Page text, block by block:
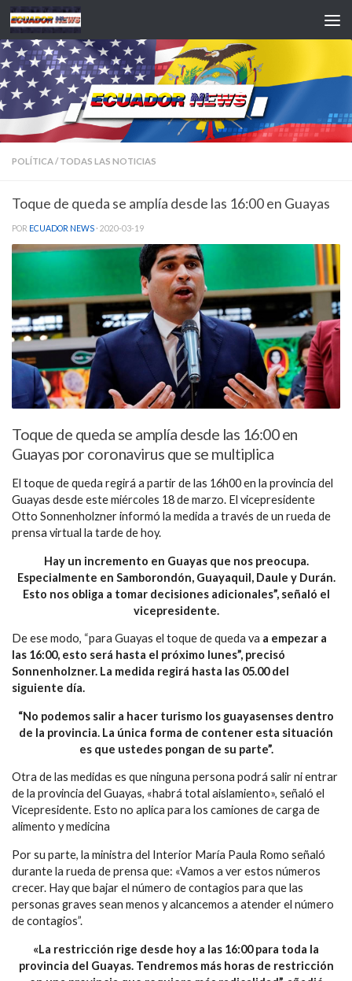
Saltar al contenido
POLÍTICA/ TODAS LAS NOTICIAS
Toque de queda se amplía desde las 16:00 en Guayas
POR ECUADOR NEWS · 2020-03-19
Toque de queda se amplía desde las 16:00 en
Guayas por coronavirus que se multiplica
El toque de queda regirá a partir de las 16h00 en la provincia del
Guayas desde este miércoles 18 de marzo. El vicepresidente
Otto Sonnenholzner informó la medida a través de un rueda de
prensa virtual la tarde de hoy.
Hay un incremento en Guayas que nos preocupa.
Especialmente en Samborondón, Guayaquil, Daule y Durán.
Esto nos obliga a tomar decisiones adicionales”, señaló el
vicepresidente.
De ese modo, “para Guayas el toque de queda va a empezar a
las 16:00, esto será hasta el próximo lunes”, precisó
Sonnenholzner. La medida regirá hasta las 05.00 del
siguiente día.
“No podemos salir a hacer turismo los guayasenses dentro
de la provincia. La única forma de contener esta situación
es que ustedes pongan de su parte”.
Otra de las medidas es que ninguna persona podrá salir ni entrar
de la provincia del Guayas, «habrá total aislamiento», señaló el
Vicepresidente. Esto no aplica para los camiones de carga de
alimento y medicina
Por su parte, la ministra del Interior María Paula Romo señaló
durante la rueda de prensa que: «Vamos a ver estos números
crecer. Hay que bajar el número de contagios para que las
personas graves sean menos y alcancemos a atender el número
de contagios”.
«La restricción rige desde hoy a las 16:00 para toda la
provincia del Guayas. Tendremos más horas de restricción